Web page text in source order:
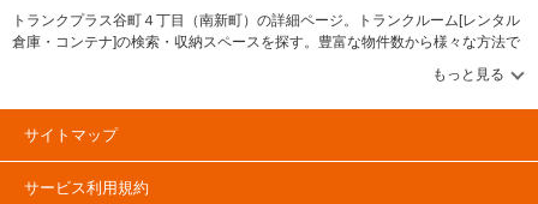
トランクプラス谷町４丁目（南新町）の詳細ページ。トランクルーム[レンタル
倉庫・コンテナ]の検索・収納スペースを探す。豊富な物件数から様々な方法で
ご希望の収納スペースを簡単に探せるトランクルーム情報サイトです。トラン
クプラス谷町４丁目（南新町）の住所・最寄りの駅、物件タイプのご紹介や料
金表、お得なキャンペーン情報もあります。気になる物件タイプを見つけた
ら、メールか電話でお問合せが可能です（無料）。
サイトマップ
サービス利用規約